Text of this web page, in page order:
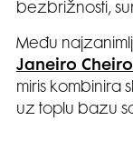
bezbrižnosti,
Među
Janeiro
miris kombinira
uz toplu bazu